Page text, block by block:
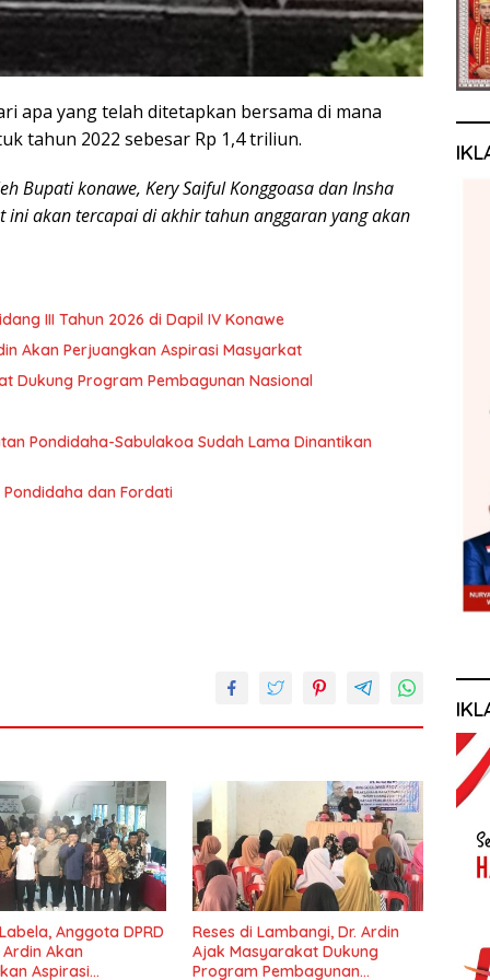
apa yang telah ditetapkan bersama di mana
tahun 2022 sebesar Rp 1,4 triliun.
Bupati konawe, Kery Saiful Konggoasa dan Insha
akan tercapai di akhir tahun anggaran yang akan
III Tahun 2026 di Dapil IV Konawe
Akan Perjuangkan Aspirasi Masyarkat
Dukung Program Pembagunan Nasional
Pondidaha-Sabulakoa Sudah Lama Dinantikan
dan Fordati
Anggota DPRD
Akan
Aspirasi
Reses di Lambangi, Dr. Ardin
Ajak Masyarakat Dukung
Program Pembagunan